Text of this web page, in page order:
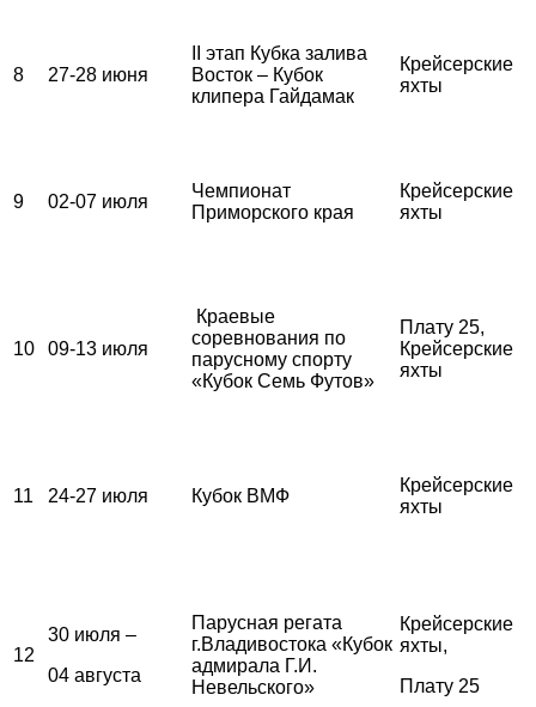
8 27-28 июня
II этап Кубка залива
Восток – Кубок
клипера Гайдамак
Крейсерские
яхты
9 02-07 июля
Чемпионат
Приморского края
Крейсерские
яхты
10 09-13 июля
Краевые
соревнования по
парусному спорту
«Кубок Семь Футов»
Плату 25,
Крейсерские
яхты
11 24-27 июля Кубок ВМФ
Крейсерские
яхты
12
30 июля –
04 августа
Парусная регата
г.Владивостока «Кубок
адмирала Г.И.
Невельского»
Крейсерские
яхты,
Плату 25